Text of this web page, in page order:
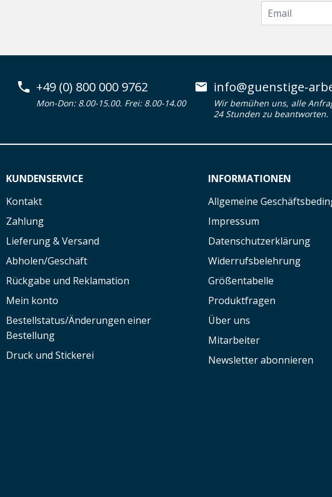
+49 (0) 800 000 9762
Mon-Don: 8.00-15.00. Frei: 8.00-14.00
info@guenstige-
Wir bemühen uns, alle
24 Stunden zu beantworten.
KUNDENSERVICE
Kontakt
Zahlung
Lieferung & Versand
Abholen/Geschäft
Rückgabe und Reklamation
Mein konto
Bestellstatus/Änderungen einer
Bestellung
Druck und Stickerei
INFORMATIONEN
Allgemeine
Impressum
Datenschutzerklärung
Widerrufsbelehrung
Größentabelle
Produktfragen
Über uns
Mitarbeiter
Newsletter abonnieren